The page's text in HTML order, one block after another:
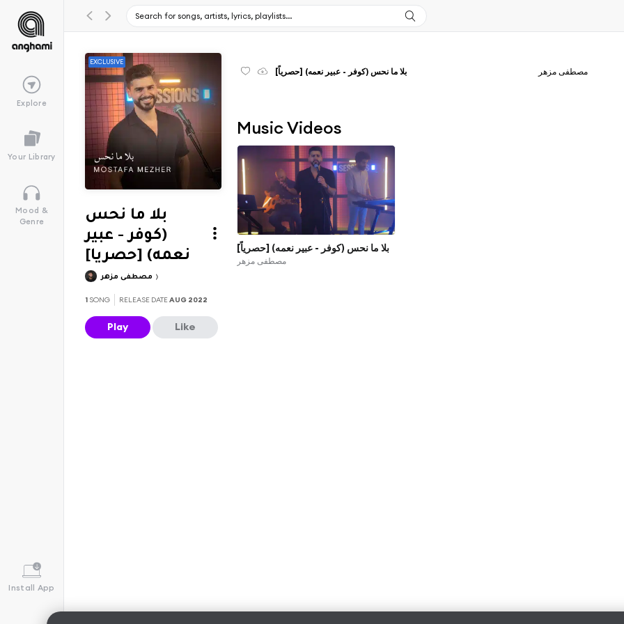
Explore
Your Library
Mood &
Genre
Install App
EXCLUSIVE
بلا ما نحس
(كوفر - عبير
نعمه) [حصريا]
1 SONG RELEASE DATEAUG 2022
Play Like
بلا ما نحس (كوفر - عبير نعمه) [حصرياً] مصطفى مزهر
Music Videos
بلا ما نحس (كوفر - عبير نعمه) [حصرياً]
مصطفى مزهر